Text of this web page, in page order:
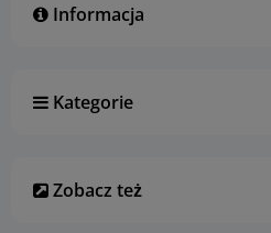
Informacja
Kategorie
Zobacz też